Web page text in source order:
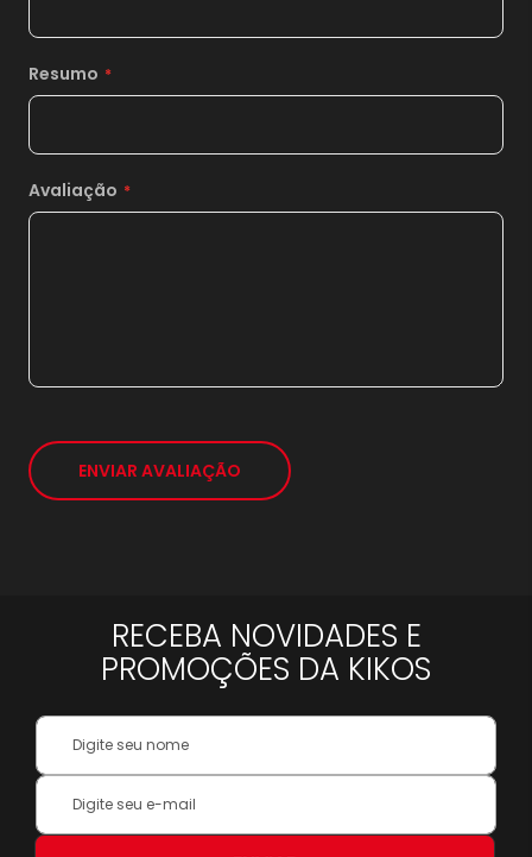
1.924,17
13x sem juros de
15xsem juros de
16xsem juros de 1.443,13
20xsem juros de 1.154,50
21xsem juros de
*
Resumo
Avaliação
ENVIAR AVALIAÇÃO
RECEBA NOVIDADES E
PROMOÇÕES DA KIKOS
Your
Name:
Inscreva-
na